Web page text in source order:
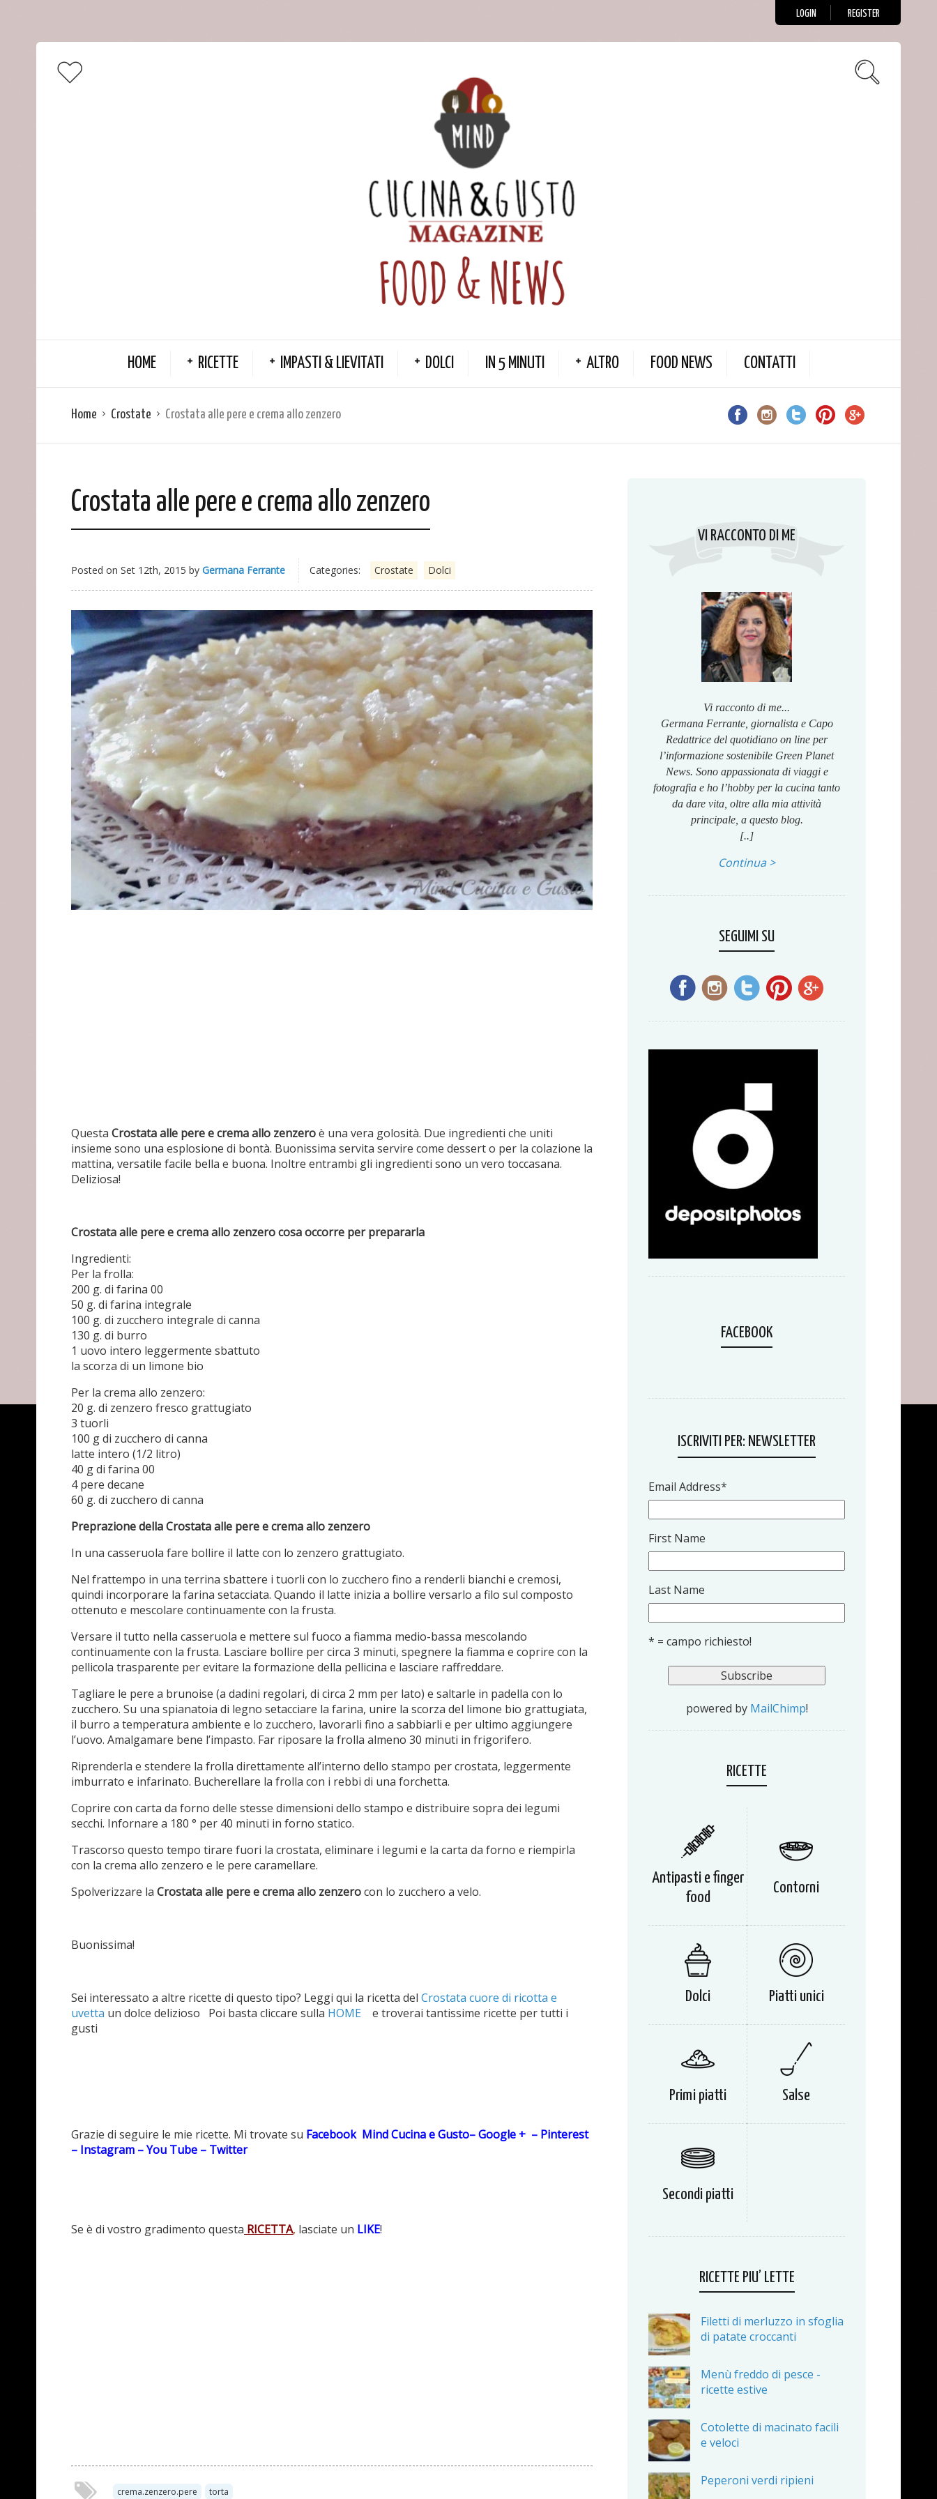
LOGIN REGISTER
HOME RICETTE IMPASTI & LIEVITATI DOLCI IN 5 MINUTI ALTRO FOOD NEWS CONTATTI
Home Crostate Crostata alle pere e crema allo zenzero
Crostata alle pere e crema allo zenzero
Posted on Set 12th, 2015 by Germana Ferrante Categories: Crostate Dolci
Questa Crostata alle pere e crema allo zenzeroè una vera golosità. Due ingredienti che uniti
insieme sono una esplosione di bontà. Buonissima servita servire come dessert o per la colazione la
mattina, versatile facile bella e buona. Inoltre entrambi gli ingredienti sono un vero toccasana.
Deliziosa!
Crostata alle pere e crema allo zenzero cosa occorre per prepararla
Ingredienti:
Per la frolla:
200 g. di farina 00
50 g. di farina integrale
100 g. di zucchero integrale di canna
130 g. di burro
1 uovo intero leggermente sbattuto
la scorza di un limone bio
Per la crema allo zenzero:
20 g. di zenzero fresco grattugiato
3 tuorli
100 g di zucchero di canna
latte intero (1/2 litro)
40 g di farina 00
4 pere decane
60 g. di zucchero di canna
Preprazione della Crostata alle pere e crema allo zenzero
In una casseruola fare bollire il latte con lo zenzero grattugiato.
Nel frattempo in una terrina sbattere i tuorli con lo zucchero fino a renderli bianchi e cremosi,
quindi incorporare la farina setacciata. Quando il latte inizia a bollire versarlo a filo sul composto
ottenuto e mescolare continuamente con la frusta.
Versare il tutto nella casseruola e mettere sul fuoco a fiamma medio-bassa mescolando
continuamente con la frusta. Lasciare bollire per circa 3 minuti, spegnere la fiamma e coprire con la
pellicola trasparente per evitare la formazione della pellicina e lasciare raffreddare.
Tagliare le pere a brunoise (a dadini regolari, di circa 2 mm per lato) e saltarle in padella con lo
zucchero. Su una spianatoia di legno setacciare la farina, unire la scorza del limone bio grattugiata,
il burro a temperatura ambiente e lo zucchero, lavorarli fino a sabbiarli e per ultimo aggiungere
l’uovo. Amalgamare bene l’impasto. Far riposare la frolla almeno 30 minuti in frigorifero.
Riprenderla e stendere la frolla direttamente all’interno dello stampo per crostata, leggermente
imburrato e infarinato. Bucherellare la frolla con i rebbi di una forchetta.
Coprire con carta da forno delle stesse dimensioni dello stampo e distribuire sopra dei legumi
secchi. Infornare a 180 ° per 40 minuti in forno statico.
Trascorso questo tempo tirare fuori la crostata, eliminare i legumi e la carta da forno e riempirla
con la crema allo zenzero e le pere caramellare.
Spolverizzare la Crostata alle pere e crema allo zenzerocon lo zucchero a velo.
Buonissima!
Sei interessato a altre ricette di questo tipo? Leggi qui la ricetta del Crostata cuore di ricotta e
uvetta un dolce delizioso Poi basta cliccare sulla HOME
e troverai tantissime ricette per tutti i
gusti
Grazie di seguire le mie ricette. Mi trovate su Facebook Mind Cucina e Gusto–Google + – Pinterest
– Instagram –You Tube – Twitter
Se è di vostro gradimento questa RICETTA, lasciate un LIKE!
crema.zenzero.pere torta
VI RACCONTO DI ME
Vi racconto di me...
Germana Ferrante, giornalista e Capo
Redattrice del quotidiano on line per
l’informazione sostenibile Green Planet
News. Sono appassionata di viaggi e
fotografia e ho l’hobby per la cucina tanto
da dare vita, oltre alla mia attività
principale, a questo blog.
[..]
Continua >
SEGUIMI SU
FACEBOOK
ISCRIVITI PER: NEWSLETTER
Email Address*
First Name
Last Name
* = campo richiesto!
powered by MailChimp!
RICETTE
Antipasti e finger
food
Contorni
Dolci Piatti unici
Primi piatti Salse
Secondi piatti
RICETTE PIU’ LETTE
Filetti di merluzzo in sfoglia
di patate croccanti
Menù freddo di pesce -
ricette estive
Cotolette di macinato facili
e veloci
Peperoni verdi ripieni